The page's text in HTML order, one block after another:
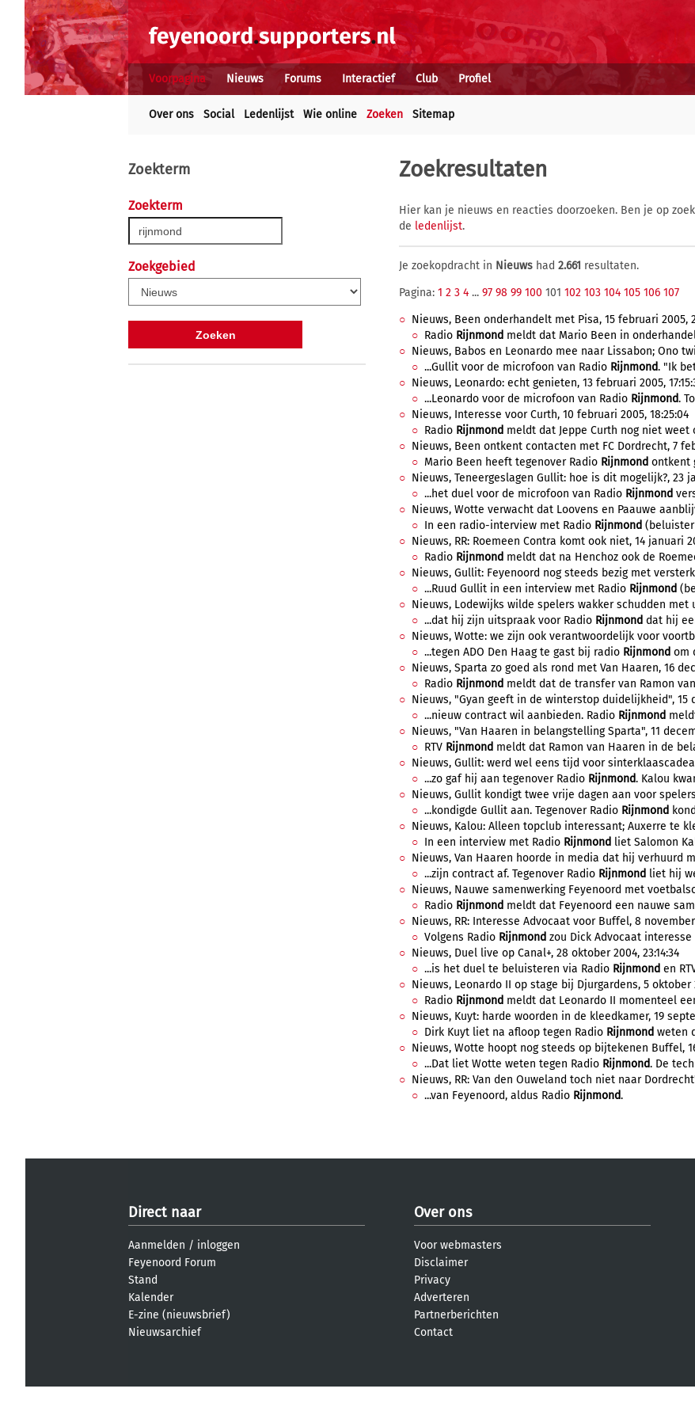
Voorpagina Nieuws Forums Interactief Club Profiel
Over ons Social Ledenlijst Wie online Zoeken Sitemap
Zoekterm
Zoekterm
Zoekgebied
Zoekresultaten
Hier kan je nieuws en reacties doorzoeken. Ben je op
de ledenlijst.
Je zoekopdracht in Nieuws had 2.661 resultaten.
Pagina: 1 2 3 4 ... 97 98 99 100 101 102 103 104 105 106 107
Nieuws, Been onderhandelt met Pisa, 15 februari 2005,
Radio Rijnmond meldt dat Mario Been in
Nieuws, Babos en Leonardo mee naar Lissabon; Ono
...Gullit voor de microfoon van Radio Rijnmond. "Ik
Nieuws, Leonardo: echt genieten, 13 februari 2005,
...Leonardo voor de microfoon van Radio Rijnmond.
Nieuws, Interesse voor Curth, 10 februari 2005, 18:25:04
Radio Rijnmond meldt dat Jeppe Curth nog niet weet
Nieuws, Been ontkent contacten met FC Dordrecht, 7
Mario Been heeft tegenover Radio Rijnmond ontkent
Nieuws, Teneergeslagen Gullit: hoe is dit mogelijk?, 23
...het duel voor de microfoon van Radio Rijnmond
Nieuws, Wotte verwacht dat Loovens en Paauwe
In een radio-interview met Radio Rijnmond
Nieuws, RR: Roemeen Contra komt ook niet, 14 januari
Radio Rijnmond meldt dat na Henchoz ook de
Nieuws, Gullit: Feyenoord nog steeds bezig met
...Ruud Gullit in een interview met Radio Rijnmond
Nieuws, Lodewijks wilde spelers wakker schudden met
...dat hij zijn uitspraak voor Radio Rijnmond dat hij
Nieuws, Wotte: we zijn ook verantwoordelijk voor
...tegen ADO Den Haag te gast bij radio Rijnmond om
Nieuws, Sparta zo goed als rond met Van Haaren, 16
Radio Rijnmond meldt dat de transfer van Ramon
Nieuws, "Gyan geeft in de winterstop duidelijkheid", 15
...nieuw contract wil aanbieden. Radio Rijnmond
Nieuws, "Van Haaren in belangstelling Sparta", 11
RTV Rijnmond meldt dat Ramon van Haaren in de
Nieuws, Gullit: werd wel eens tijd voor
...zo gaf hij aan tegenover Radio Rijnmond. Kalou
Nieuws, Gullit kondigt twee vrije dagen aan voor spelers,
...kondigde Gullit aan. Tegenover Radio Rijnmond
Nieuws, Kalou: Alleen topclub interessant; Auxerre te
In een interview met Radio Rijnmond liet Salomon
Nieuws, Van Haaren hoorde in media dat hij verhuurd
...zijn contract af. Tegenover Radio Rijnmond liet hij
Nieuws, Nauwe samenwerking Feyenoord met
Radio Rijnmond meldt dat Feyenoord een nauwe
Nieuws, RR: Interesse Advocaat voor Buffel, 8 november
Volgens Radio Rijnmond zou Dick Advocaat
Nieuws, Duel live op Canal+, 28 oktober 2004, 23:14:34
...is het duel te beluisteren via Radio Rijnmond en
Nieuws, Leonardo II op stage bij Djurgardens, 5 oktober
Radio Rijnmond meldt dat Leonardo II momenteel
Nieuws, Kuyt: harde woorden in de kleedkamer, 19
Dirk Kuyt liet na afloop tegen Radio Rijnmond weten
Nieuws, Wotte hoopt nog steeds op bijtekenen Buffel,
...Dat liet Wotte weten tegen Radio Rijnmond. De
Nieuws, RR: Van den Ouweland toch niet naar
...van Feyenoord, aldus Radio Rijnmond.
Direct naar
Aanmelden / inloggen
Feyenoord Forum
Stand
Kalender
E-zine (nieuwsbrief)
Nieuwsarchief
Over ons
Voor webmasters
Disclaimer
Privacy
Adverteren
Partnerberichten
Contact